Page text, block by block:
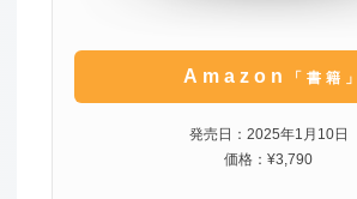
Amazon 「書籍」
発売日：2025年1月10日
価格：¥3,790